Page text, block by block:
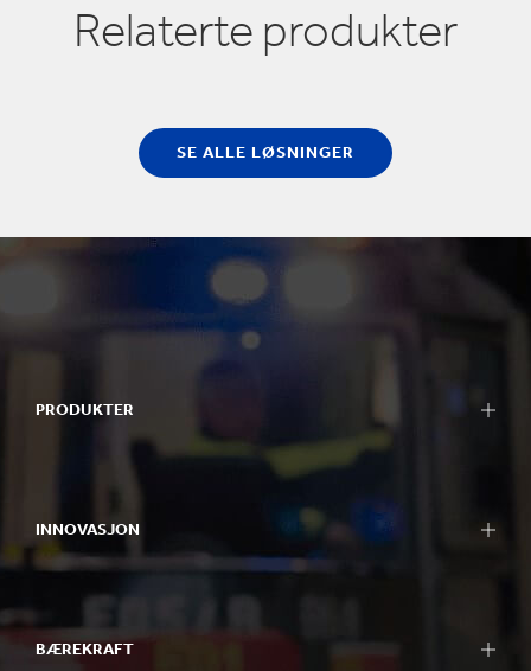
Relaterte produkter
SE ALLE LØSNINGER
PRODUKTER
INNOVASJON
BÆREKRAFT